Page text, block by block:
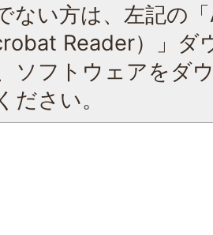
ない方は、左記の
Reader）」ダ
ソフトウェアをダ
ださい。